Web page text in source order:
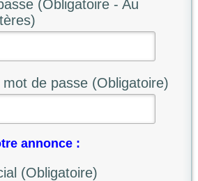
(Obligatoire - Au
de passe (Obligatoire)
annonce :
(Obligatoire)